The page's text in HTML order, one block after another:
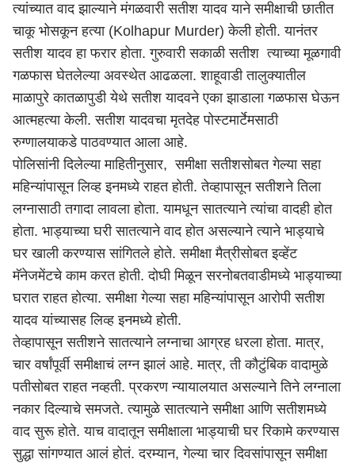
त्यांच्यात वाद झाल्याने मंगळवारी सतीश यादव याने समीक्षाची छातीत
चाकू भोसकून हत्या (Kolhapur Murder) केली होती. यानंतर
सतीश यादव हा फरार होता. गुरुवारी सकाळी सतीश त्याच्या मूळगावी
गळफास घेतलेल्या अवस्थेत आढळला. शाहूवाडी तालुक्यातील
माळापुरे कातळापुडी येथे सतीश यादवने एका झाडाला गळफास घेऊन
आत्महत्या केली. सतीश यादवचा मृतदेह पोस्टमार्टेमसाठी
रुग्णालयाकडे पाठवण्यात आला आहे.
पोलिसांनी दिलेल्या माहितीनुसार, समीक्षा सतीशसोबत गेल्या सहा
महिन्यांपासून लिव्ह इनमध्ये राहत होती. तेव्हापासून सतीशने तिला
लग्नासाठी तगादा लावला होता. यामधून सातत्याने त्यांचा वादही होत
होता. भाड्याच्या घरी सातत्याने वाद होत असल्याने त्याने भाड्याचे
घर खाली करण्यास सांगितले होते. समीक्षा मैत्रीसोबत इव्हेंट
मॅनेजमेंटचे काम करत होती. दोघी मिळून सरनोबतवाडीमध्ये भाड्याच्या
घरात राहत होत्या. समीक्षा गेल्या सहा महिन्यांपासून आरोपी सतीश
यादव यांच्यासह लिव्ह इनमध्ये होती.
तेव्हापासून सतीशने सातत्याने लग्नाचा आग्रह धरला होता. मात्र,
चार वर्षांपूर्वी समीक्षाचं लग्न झालं आहे. मात्र, ती कौटुंबिक वादामुळे
पतीसोबत राहत नव्हती. प्रकरण न्यायालयात असल्याने तिने लग्नाला
नकार दिल्याचे समजते. त्यामुळे सातत्याने समीक्षा आणि सतीशमध्ये
वाद सुरू होते. याच वादातून समीक्षाला भाड्याची घर रिकामे करण्यास
सुद्धा सांगण्यात आलं होतं. दरम्यान, गेल्या चार दिवसांपासून समीक्षा